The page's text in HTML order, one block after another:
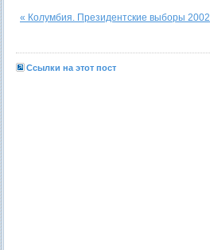
« Колумбия. Президентские выборы 2002
Ссылки на этот пост